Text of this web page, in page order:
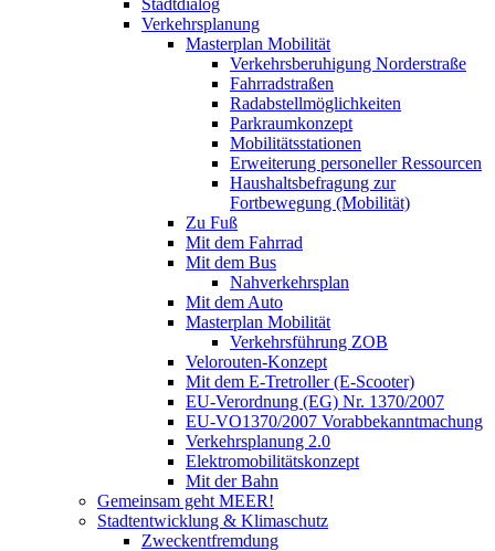
Stadtdialog
Verkehrsplanung
Masterplan Mobilität
Verkehrsberuhigung Norderstraße
Fahrradstraßen
Radabstellmöglichkeiten
Parkraumkonzept
Mobilitätsstationen
Erweiterung personeller Ressourcen
Haushaltsbefragung zur
Fortbewegung (Mobilität)
Zu Fuß
Mit dem Fahrrad
Mit dem Bus
Nahverkehrsplan
Mit dem Auto
Masterplan Mobilität
Verkehrsführung ZOB
Velorouten-Konzept
Mit dem E-Tretroller (E-Scooter)
EU-Verordnung (EG) Nr. 1370/2007
EU-VO1370/2007 Vorabbekanntmachung
Verkehrsplanung 2.0
Elektromobilitätskonzept
Mit der Bahn
Gemeinsam geht MEER!
Stadtentwicklung & Klimaschutz
Zweckentfremdung